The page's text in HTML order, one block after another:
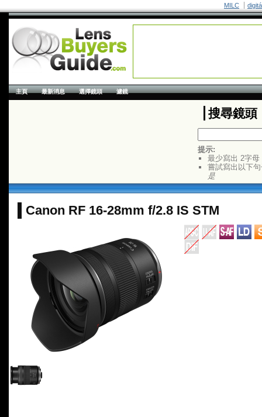
MILC
主頁 最新消息 選擇鏡頭 濾鏡
搜尋鏡頭
提示:
最少寫出 2字母
嘗試寫出以下
是
Canon RF 16-28mm f/2.8 IS STM